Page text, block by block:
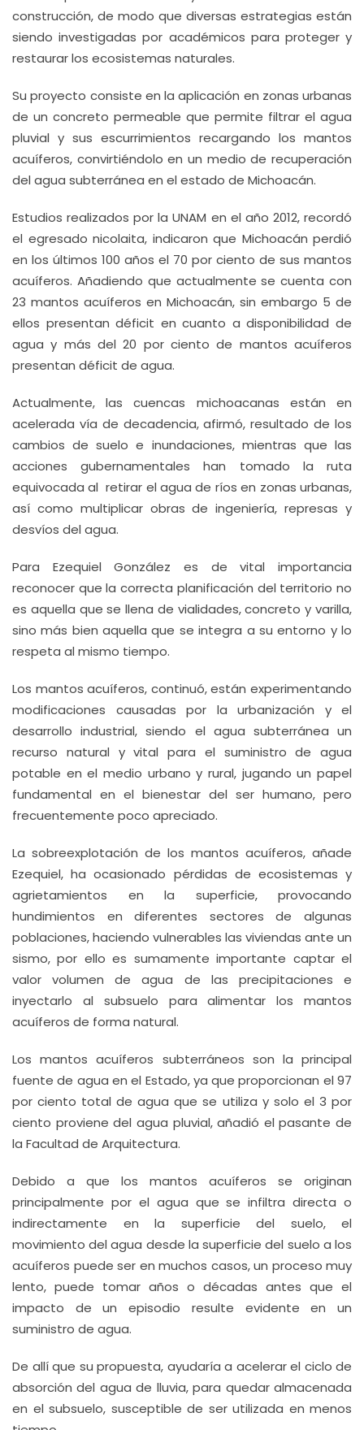
construcción, de modo que diversas estrategias están
siendo investigadas por académicos para proteger y
restaurar los ecosistemas naturales.
Su proyecto consiste en la aplicación en zonas urbanas
de un concreto permeable que permite filtrar el agua
pluvial y sus escurrimientos recargando los mantos
acuíferos, convirtiéndolo en un medio de recuperación
del agua subterránea en el estado de Michoacán.
Estudios realizados por la UNAM en el año 2012, recordó
el egresado nicolaita, indicaron que Michoacán perdió
en los últimos 100 años el 70 por ciento de sus mantos
acuíferos. Añadiendo que actualmente se cuenta con
23 mantos acuíferos en Michoacán, sin embargo 5 de
ellos presentan déficit en cuanto a disponibilidad de
agua y más del 20 por ciento de mantos acuíferos
presentan déficit de agua.
Actualmente, las cuencas michoacanas están en
acelerada vía de decadencia, afirmó, resultado de los
cambios de suelo e inundaciones, mientras que las
acciones gubernamentales han tomado la ruta
equivocada al retirar el agua de ríos en zonas urbanas,
así como multiplicar obras de ingeniería, represas y
desvíos del agua.
Para Ezequiel González es de vital importancia
reconocer que la correcta planificación del territorio no
es aquella que se llena de vialidades, concreto y varilla,
sino más bien aquella que se integra a su entorno y lo
respeta al mismo tiempo.
Los mantos acuíferos, continuó, están experimentando
modificaciones causadas por la urbanización y el
desarrollo industrial, siendo el agua subterránea un
recurso natural y vital para el suministro de agua
potable en el medio urbano y rural, jugando un papel
fundamental en el bienestar del ser humano, pero
frecuentemente poco apreciado.
La sobreexplotación de los mantos acuíferos, añade
Ezequiel, ha ocasionado pérdidas de ecosistemas y
agrietamientos en la superficie, provocando
hundimientos en diferentes sectores de algunas
poblaciones, haciendo vulnerables las viviendas ante un
sismo, por ello es sumamente importante captar el
valor volumen de agua de las precipitaciones e
inyectarlo al subsuelo para alimentar los mantos
acuíferos de forma natural.
Los mantos acuíferos subterráneos son la principal
fuente de agua en el Estado, ya que proporcionan el 97
por ciento total de agua que se utiliza y solo el 3 por
ciento proviene del agua pluvial, añadió el pasante de
la Facultad de Arquitectura.
Debido a que los mantos acuíferos se originan
principalmente por el agua que se infiltra directa o
indirectamente en la superficie del suelo, el
movimiento del agua desde la superficie del suelo a los
acuíferos puede ser en muchos casos, un proceso muy
lento, puede tomar años o décadas antes que el
impacto de un episodio resulte evidente en un
suministro de agua.
De allí que su propuesta, ayudaría a acelerar el ciclo de
absorción del agua de lluvia, para quedar almacenada
en el subsuelo, susceptible de ser utilizada en menos